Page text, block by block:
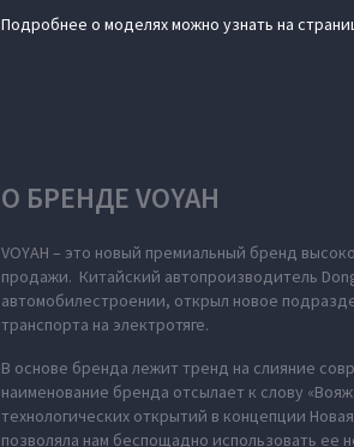
Подробнее о моделях можно узнать на
О БРЕНДЕ VOYAH
VOYAH – это новый премиальный бренд
продажи. Китайский автопроизводитель
автомобилестроении, открыл новое
транспорта на электротяге.
В основе бренда лежит тренд на слияние
наименование бренда отсылает к слову
технологических открытий в концепции
позволяла нам беспощадно использовать ее